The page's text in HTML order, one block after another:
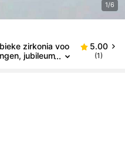
1/6
zirkonia voo
jubileum
5.00
(1)